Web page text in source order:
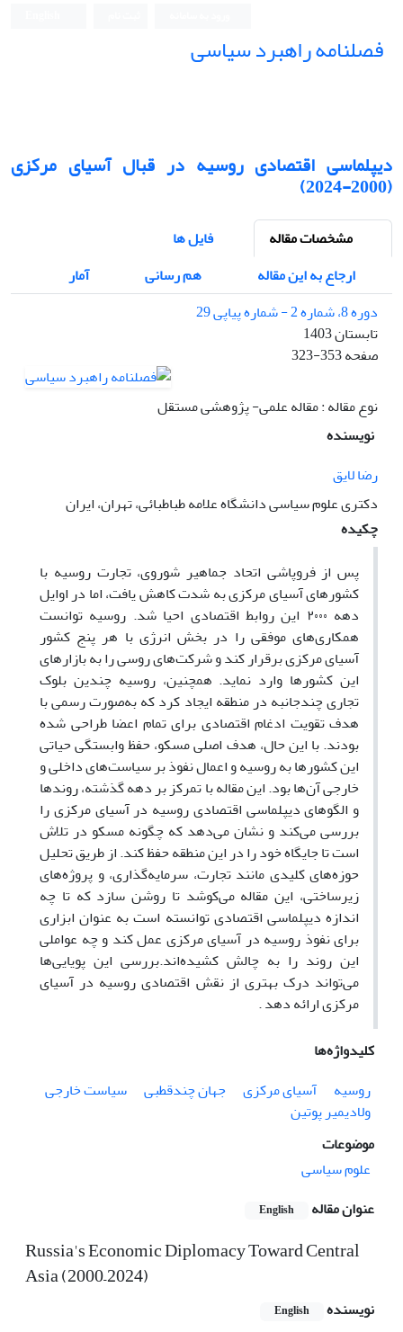
فصلنامه راهبرد سیاسی
دیپلماسی اقتصادی روسیه در قبال آسیای مرکزی
(2000-2024)
مشخصات مقاله
فایل ها
ارجاع به این مقاله
هم رسانی
آمار
دوره 8، شماره 2 - شماره پیاپی 29
تابستان 1403
صفحه323-353
نوع مقاله : مقاله علمی- پژوهشی مستقل
نویسنده
رضا لایق
دکتری علوم سیاسی دانشگاه علامه طباطبائی، تهران، ایران
چکیده
پس از فروپاشی اتحاد جماهیر شوروی، تجارت روسیه با
کشورهای آسیای مرکزی به شدت کاهش یافت، اما در اوایل
دهه ۲۰۰۰ این روابط اقتصادی احیا شد. روسیه توانست
همکاری‌های موفقی را در بخش انرژی با هر پنج کشور
آسیای مرکزی برقرار کند و شرکت‌های روسی را به بازارهای
این کشورها وارد نماید. همچنین، روسیه چندین بلوک
تجاری چندجانبه در منطقه ایجاد کرد که به‌صورت رسمی با
هدف تقویت ادغام اقتصادی برای تمام اعضا طراحی شده
بودند. با این حال، هدف اصلی مسکو، حفظ وابستگی حیاتی
این کشورها به روسیه و اعمال نفوذ بر سیاست‌های داخلی و
خارجی آن‌ها بود. این مقاله با تمرکز بر دهه گذشته، روندها
و الگوهای دیپلماسی اقتصادی روسیه در آسیای مرکزی را
بررسی می‌کند و نشان می‌دهد که چگونه مسکو در تلاش
است تا جایگاه خود را در این منطقه حفظ کند. از طریق تحلیل
حوزه‌های کلیدی مانند تجارت، سرمایه‌گذاری، و پروژه‌های
زیرساختی، این مقاله می‌کوشد تا روشن سازد که تا چه
اندازه دیپلماسی اقتصادی توانسته است به عنوان ابزاری
برای نفوذ روسیه در آسیای مرکزی عمل کند و چه عواملی
این روند را به چالش کشیده‌اند.بررسی این پویایی‌ها
می‌تواند درک بهتری از نقش اقتصادی روسیه در آسیای
مرکزی ارائه دهد .
کلیدواژه‌ها
روسیه
آسیای مرکزی جهان چندقطبی
سیاست خارجی
ولادیمیر پوتین
موضوعات
علوم سیاسی
عنوان مقاله
English
Russia's Economic Diplomacy Toward Central
Asia (2000–2024)
نویسنده English